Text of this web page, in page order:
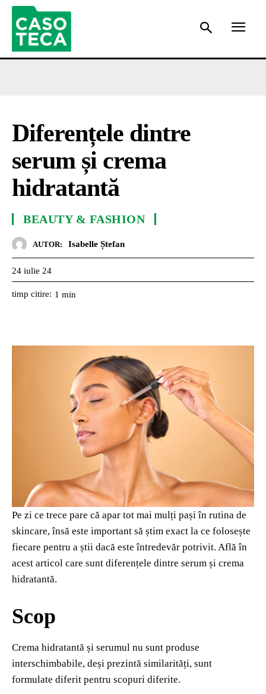
Diferențele dintre
serum și crema
hidratantă
BEAUTY & FASHION
AUTOR: Isabelle Ștefan
24 iulie 24
timp citire: 1 min
Pe zi ce trece pare că apar tot mai mulți pași în rutina de
skincare, însă este important să știm exact la ce folosește
fiecare pentru a știi dacă este întredevăr potrivit. Află în
acest articol care sunt diferențele dintre serum și crema
hidratantă.
Scop
Crema hidratantă și serumul nu sunt produse
interschimbabile, deși prezintă similarități, sunt
formulate diferit pentru scopuri diferite.